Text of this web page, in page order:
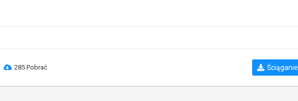
285 Pobrać Ściąganie